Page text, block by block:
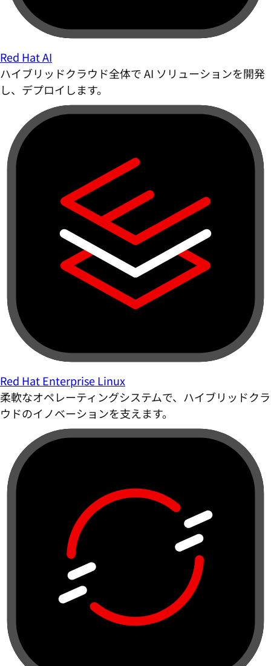
Red Hat AI
ハイブリッドクラウド全体で AI ソリューションを開発
し、デプロイします。
Red Hat Enterprise Linux
柔軟なオペレーティングシステムで、ハイブリッドクラ
ウドのイノベーションを支えます。